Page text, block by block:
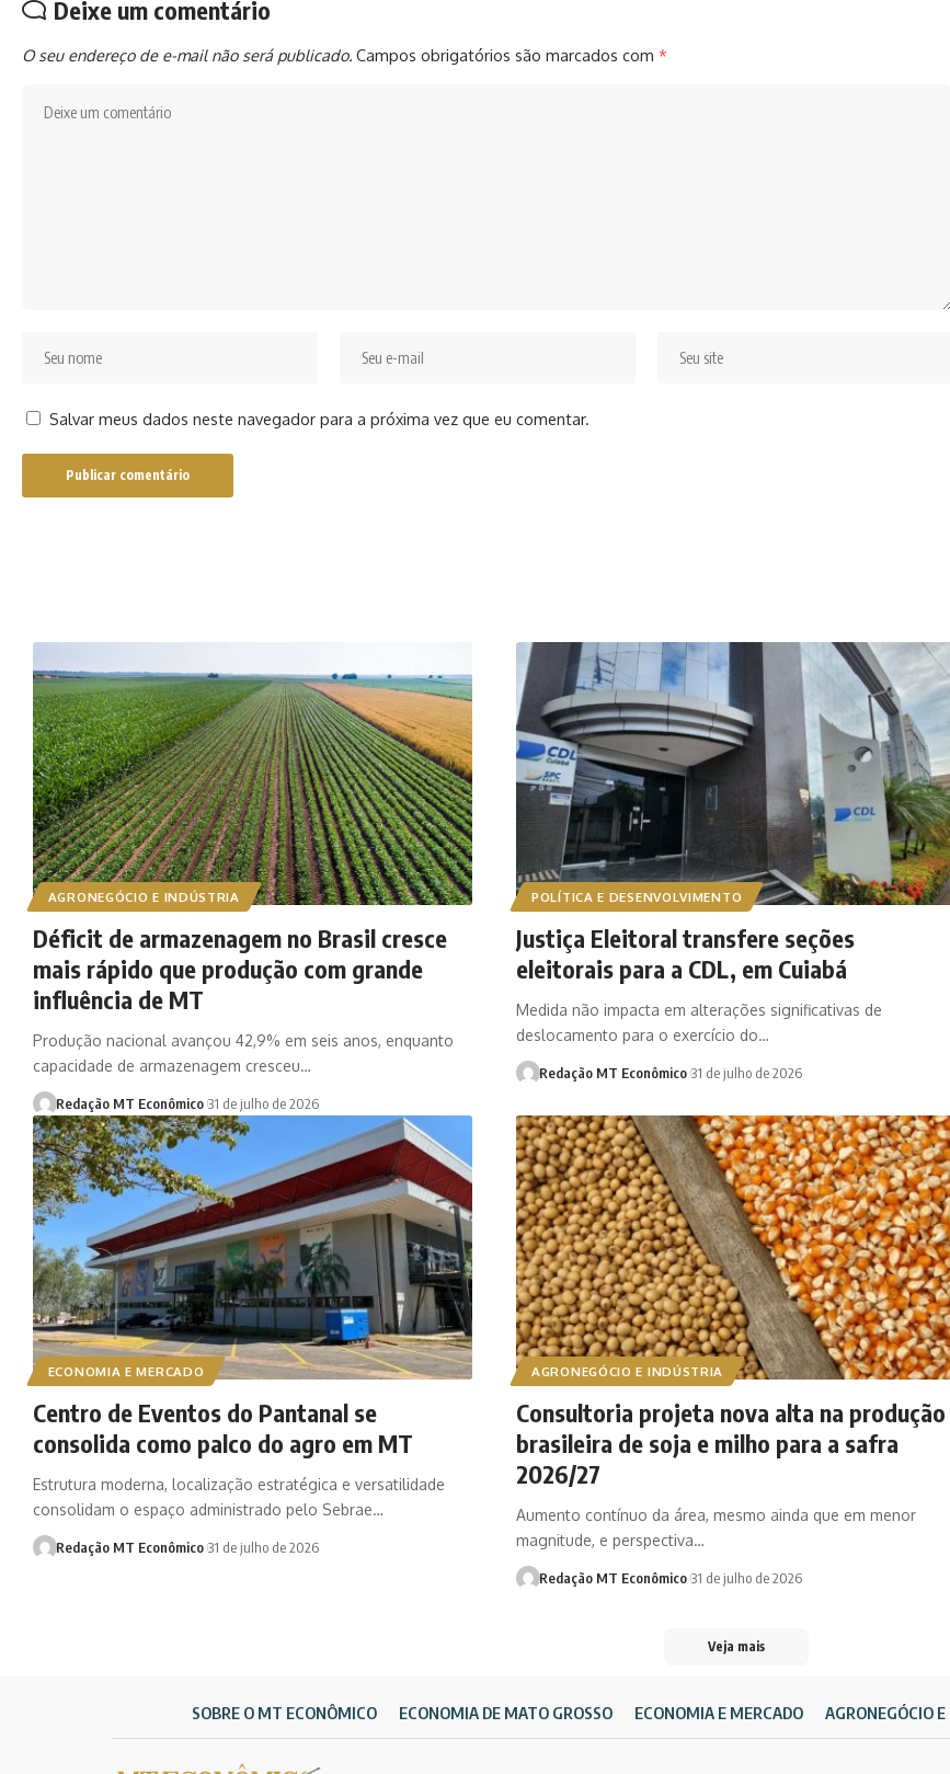
Deixe um comentário
O seu endereço de e-mail não será publicado. Campos obrigatórios são marcados com *
Salvar meus dados neste navegador para a próxima vez que eu comentar.
AGRONEGÓCIO E INDÚSTRIA
Déficit de armazenagem no Brasil cresce
mais rápido que produção com grande
influência de MT
Produção nacional avançou 42,9% em seis anos, enquanto
capacidade de armazenagem cresceu…
Redação MT Econômico 31 de julho de 2026
POLÍTICA E DESENVOLVIMENTO
Justiça Eleitoral transfere seções
eleitorais para a CDL, em Cuiabá
Medida não impacta em alterações significativas de
deslocamento para o exercício do…
Redação MT Econômico 31 de julho de 2026
ECONOMIA E MERCADO
Centro de Eventos do Pantanal se
consolida como palco do agro em MT
Estrutura moderna, localização estratégica e versatilidade
consolidam o espaço administrado pelo Sebrae…
Redação MT Econômico 31 de julho de 2026
AGRONEGÓCIO E INDÚSTRIA
Consultoria projeta nova alta na produção
brasileira de soja e milho para a safra
2026/27
Aumento contínuo da área, mesmo ainda que em menor
magnitude, e perspectiva…
Redação MT Econômico 31 de julho de 2026
Veja mais
SOBRE O MT ECONÔMICO ECONOMIA DE MATO GROSSO ECONOMIA E MERCADO AGRONEGÓCIO